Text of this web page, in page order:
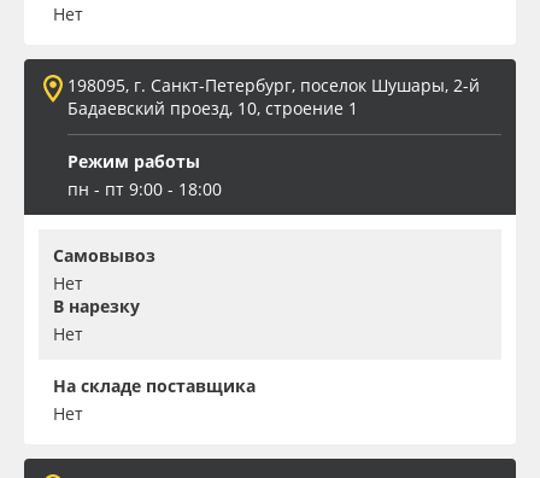
Нет
198095, г. Санкт-Петербург, поселок Шушары, 2-й
Бадаевский проезд, 10, строение 1
Режим работы
пн - пт 9:00 - 18:00
Самовывоз
Нет
В нарезку
Нет
На складе поставщика
Нет